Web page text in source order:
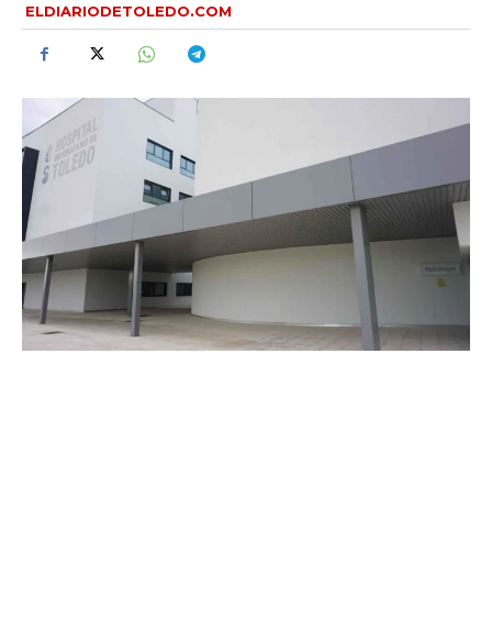
ELDIARIODETOLEDO.COM